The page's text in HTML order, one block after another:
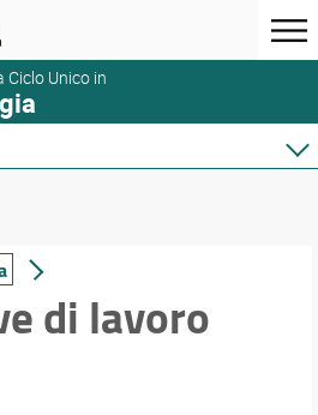
Ciclo Unico in
di lavoro